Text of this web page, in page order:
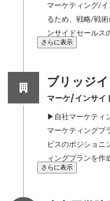
マーケティング/
るため、戦略/戦
ンサイドセールス
さらに表示
ブリッジ
マーケ/インサイ
▶自社マーケティ
マーケティングプ
ビスのポジショニ
ィングプランを作
さらに表示